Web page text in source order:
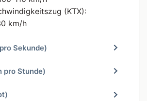
(KTX):
km/h
Sekunde)
pro Stunde)